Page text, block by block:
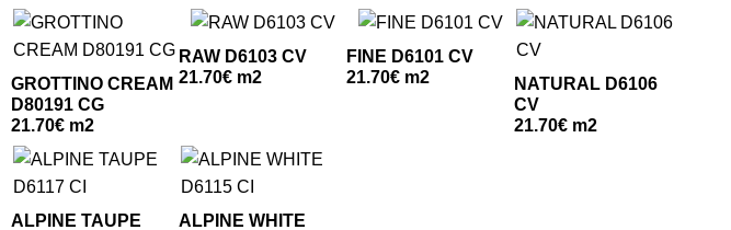
GROTTINO CREAM
D80191 CG
21.70€ m2
RAW D6103 CV
21.70€ m2
FINE D6101 CV
21.70€ m2
NATURAL D6106
CV
21.70€ m2
ALPINE TAUPE
ALPINE WHITE